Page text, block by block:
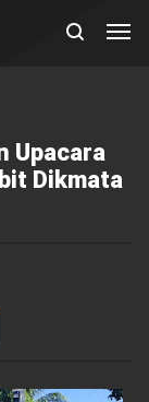
Upacara
Dikmata